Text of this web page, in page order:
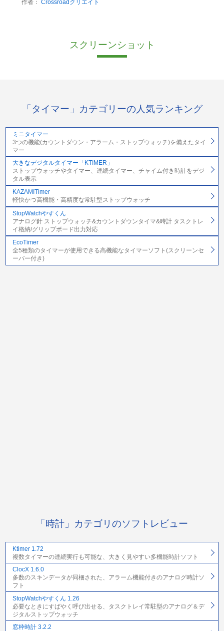
作者： Crossroadクリエイト
スクリーンショット
「タイマー」カテゴリーの人気ランキング
ミニタイマー
3つの機能(カウントダウン・アラーム・ストップウォッチ)を備えたタイ
マー
大きなデジタルタイマー「KTIMER」
ストップウォッチやタイマー、連続タイマー、チャイム付き時計をデジ
タル表示
KAZAMITimer
軽快かつ高機能・高精度な常駐型ストップウォッチ
StopWatchやすくん
アナログ針 ストップウォッチ&カウントダウンタイマ&時計 タスクトレ
イ格納/グリップボード出力対応
EcoTimer
全5種類のタイマーが使用できる高機能なタイマーソフト(スクリーンセ
ーバー付き)
「時計」カテゴリのソフトレビュー
Ktimer 1.72
複数タイマーの連続実行も可能な、大きく見やすい多機能時計ソフト
ClocX 1.6.0
多数のスキンデータが同梱された、アラーム機能付きのアナログ時計ソ
フト
StopWatchやすくん 1.26
必要なときにすばやく呼び出せる、タスクトレイ常駐型のアナログ＆デ
ジタルストップウォッチ
窓枠時計 3.2.2